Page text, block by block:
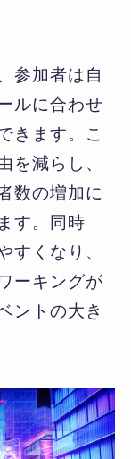
参加者は自
ルに合わせ
きます。こ
を減らし、
数の増加に
す。同時
すくなり、
ーキングが
ントの大き